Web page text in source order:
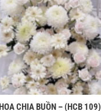
HOA CHIA BUỒN – (HCB 109)